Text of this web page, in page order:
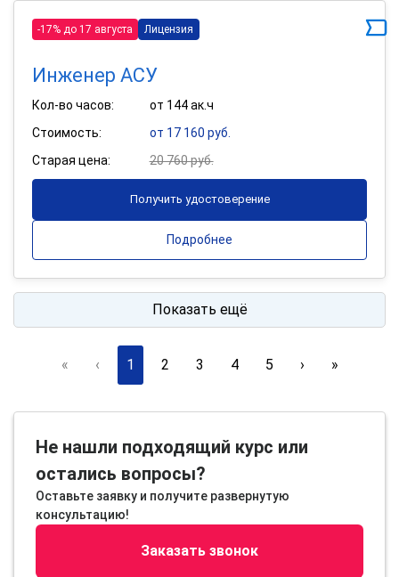
-17% до 17 августа Лицензия
Инженер АСУ
Кол-во часов:
от 144 ак.ч
Стоимость:
от 17 160 руб.
Старая цена:
20 760 руб.
Получить удостоверение
Подробнее
Показать ещё
« ‹ 1 2 3 4 5 › »
Не нашли подходящий курс или
остались вопросы?
Оставьте заявку и получите развернутую
консультацию!
Заказать звонок